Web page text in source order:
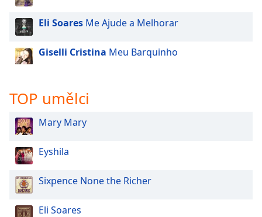
dialog
window.
Escape
and
close
window.
Text
Opacity
Eli Soares Me Ajude a Melhorar
Giselli Cristina Meu Barquinho
TOP umělci
Mary Mary
Eyshila
Sixpence None the Richer
Eli Soares